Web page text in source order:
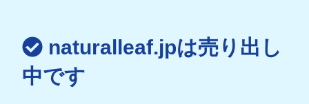
naturalleaf.jpは売り出し
中です